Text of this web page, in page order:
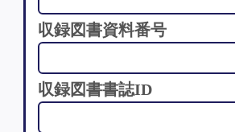
収録図書資料番号
収録図書書誌ID